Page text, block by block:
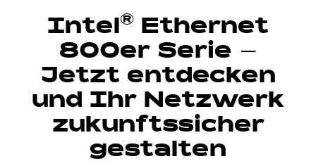
Intel® Ethernet
800er Serie –
Jetzt entdecken
und Ihr Netzwerk
zukunftssicher
gestalten